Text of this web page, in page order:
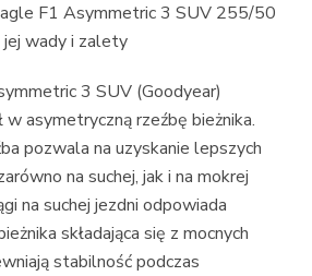
F1 Asymmetric 3 SUV 255/50
wady i zalety
3 SUV (Goodyear)
asymetryczną rzeźbę bieżnika.
pozwala na uzyskanie lepszych
na suchej, jak i na mokrej
na suchej jezdni odpowiada
składająca się z mocnych
stabilność podczas